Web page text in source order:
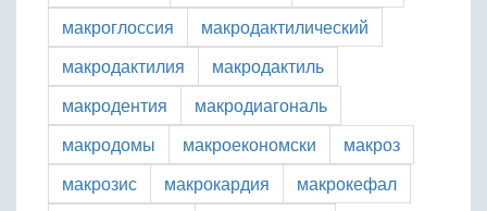
макроглоссия
макродактилический
макродактилия
макродактиль
макродентия
макродиагональ
макродомы
макроекономски
макроз
макрозис
макрокардия
макрокефал